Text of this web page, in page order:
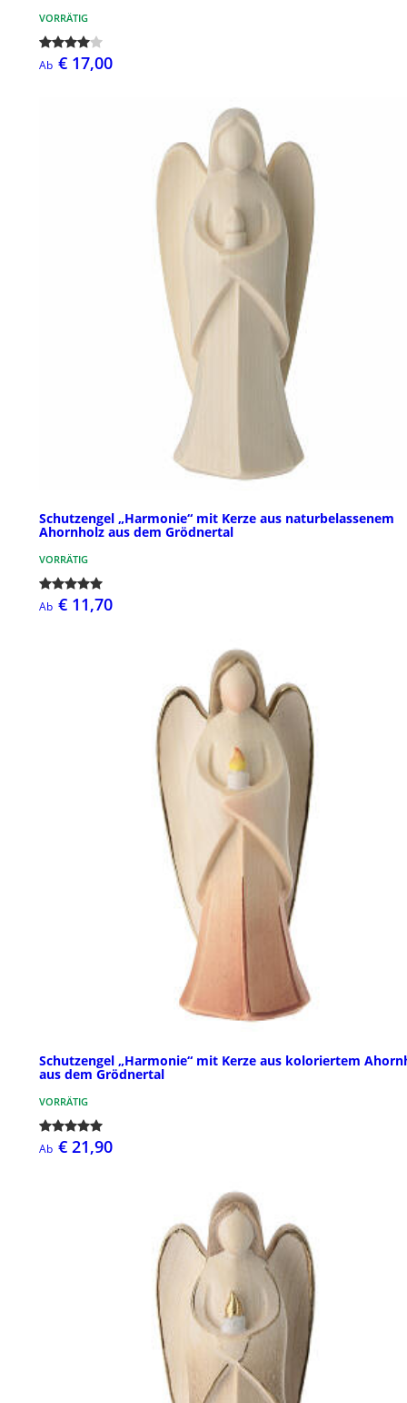
VORRÄTIG
Ab € 17,00
Schutzengel „Harmonie“ mit Kerze aus naturbelassenem
Ahornholz aus dem Grödnertal
VORRÄTIG
Ab € 11,70
Schutzengel „Harmonie“ mit Kerze aus koloriertem
aus dem Grödnertal
VORRÄTIG
Ab € 21,90